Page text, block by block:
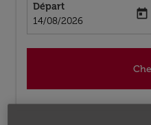
Départ
fc-booking-departure-
14/08/2026
today